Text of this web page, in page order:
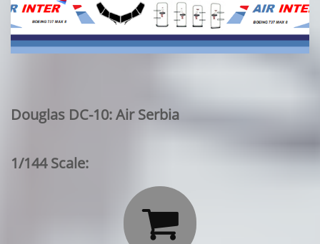
Douglas DC-10: Air Serbia
1/144 Scale:
